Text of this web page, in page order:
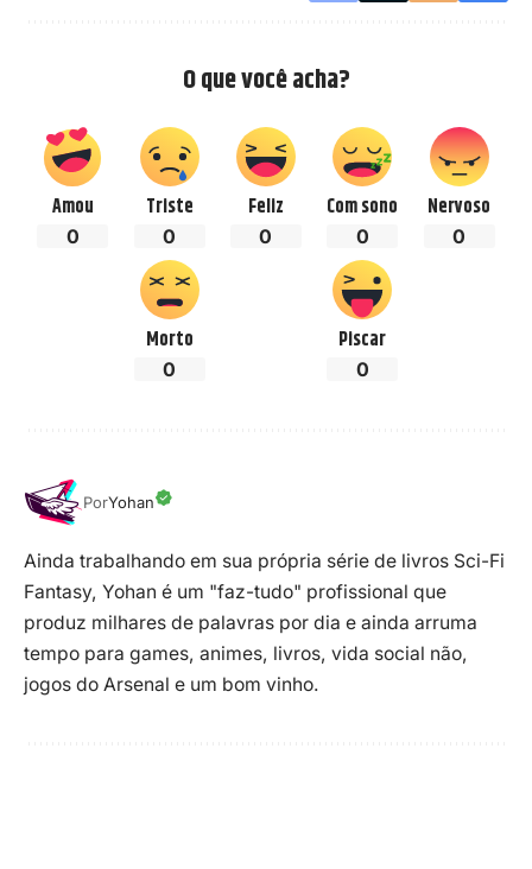
O que você acha?
Amou
0
Triste
0
Feliz
0
Com sono
0
Nervoso
0
Morto
0
Piscar
0
PorYohan
Ainda trabalhando em sua própria série de livros Sci-Fi
Fantasy, Yohan é um "faz-tudo" profissional que
produz milhares de palavras por dia e ainda arruma
tempo para games, animes, livros, vida social não,
jogos do Arsenal e um bom vinho.